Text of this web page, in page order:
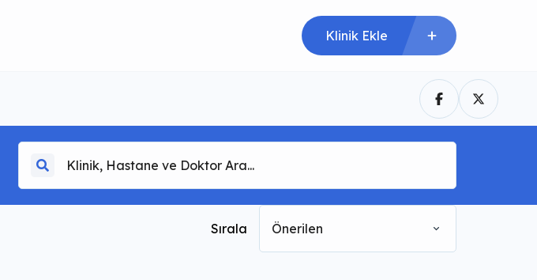
Klinik Ekle
Sırala Önerilen